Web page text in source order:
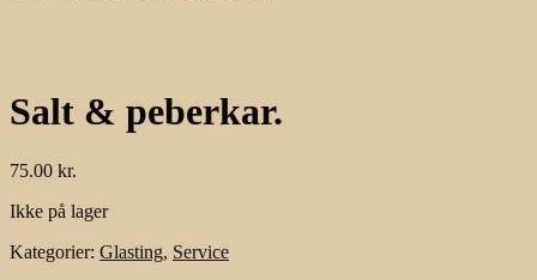
Salt & peberkar.
75.00 kr.
Ikke på lager
Kategorier: Glasting, Service